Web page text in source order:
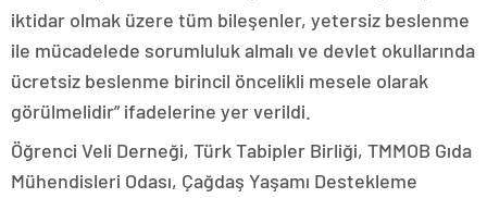
iktidar olmak üzere tüm bileşenler, yetersiz beslenme
ile mücadelede sorumluluk almalı ve devlet okullarında
ücretsiz beslenme birincil öncelikli mesele olarak
görülmelidir” ifadelerine yer verildi.
Öğrenci Veli Derneği, Türk Tabipler Birliği, TMMOB Gıda
Mühendisleri Odası, Çağdaş Yaşamı Destekleme